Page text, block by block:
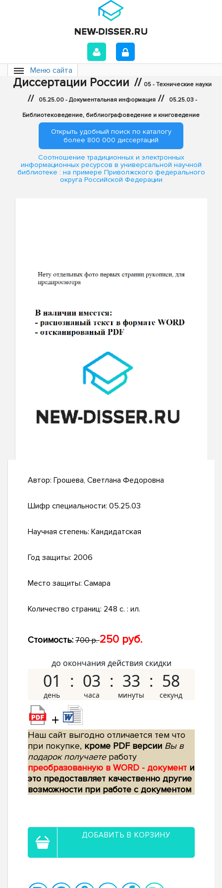
Меню сайта
Диссертации России // 05 - Технические науки
// 05.25.00 - Документальная информация // 05.25.03 -
Библиотековедение, библиографоведение и книговедение
Открыть удобный поиск по каталогу
более 800 000 диссертаций
Соотношение традиционных и электронных
информационных ресурсов в универсальной научной
библиотеке : на примере Приволжского федерального
округа Российской Федерации
Автор: Грошева, Светлана Федоровна
Шифр специальности: 05.25.03
Научная степень: Кандидатская
Год защиты: 2006
Место защиты: Самара
Количество страниц: 248 с. : ил.
Стоимость: 700 р.250 руб.
до окончания действия скидки
01 03 33 57
+
Наш сайт выгодно отличается тем что
при покупке, кроме PDF версии Вы в
подарок получаетеработу
преобразованную в WORD - документ и
это предоставляет качественно другие
возможности при работе с документом
ДОБАВИТЬ В КОРЗИНУ